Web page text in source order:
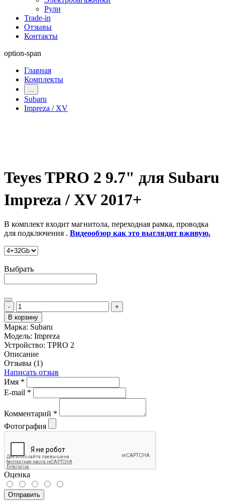
Рули
Trade-in
Отзывы
Контакты
option-span
Главная
Комплекты
...
Subaru
Impreza / XV
Teyes TPRO 2 9.7" для Subaru
Impreza / XV 2017+
В комплект входит магнитола, переходная рамка, проводка
для подключения . Видеообзор как это выглядит вживую.
Выбрать
-
+
В корзину
Марка: Subaru
Модель: Impreza
Устройство: TPRO 2
Описание
Отзывы (1)
Написать отзыв
Имя *
E-mail *
Комментарий *
Фотография
Оценка
Отправить